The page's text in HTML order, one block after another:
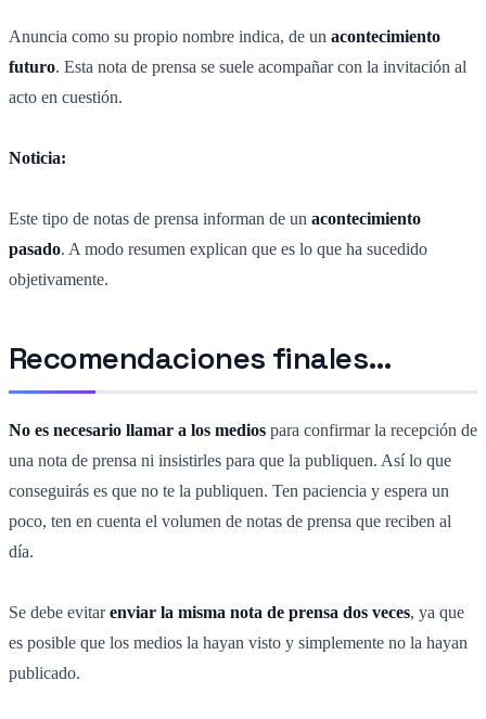
Anuncia como su propio nombre indica, de un acontecimiento
futuro. Esta nota de prensa se suele acompañar con la invitación al
acto en cuestión.
Noticia:
Este tipo de notas de prensa informan de un acontecimiento
pasado. A modo resumen explican que es lo que ha sucedido
objetivamente.
Recomendaciones finales…
No es necesario llamar a los medios para confirmar la recepción de
una nota de prensa ni insistirles para que la publiquen. Así lo que
conseguirás es que no te la publiquen. Ten paciencia y espera un
poco, ten en cuenta el volumen de notas de prensa que reciben al
día.
Se debe evitarenviar la misma nota de prensa dos veces, ya que
es posible que los medios la hayan visto y simplemente no la hayan
publicado.